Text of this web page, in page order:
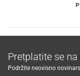
Pretplatite se na
Podržite neovisno